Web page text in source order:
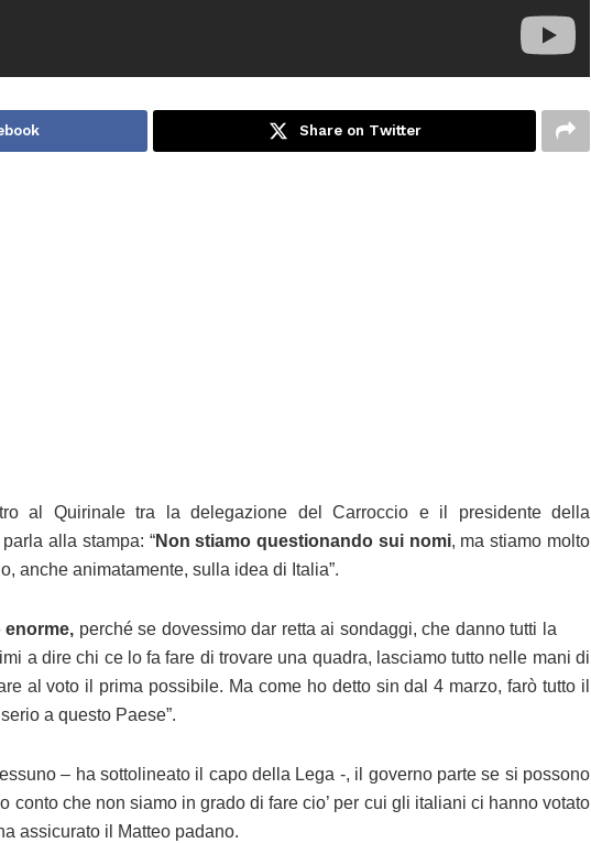
Share on Twitter
al Quirinale tra la delegazione del Carroccio e il presidente della
alla stampa: “Non stiamo questionando sui nomi, ma stiamo molto
anche animatamente, sulla idea di Italia”.
enorme, perché se dovessimo dar retta ai sondaggi, che danno tutti la
a dire chi ce lo fa fare di trovare una quadra, lasciamo tutto nelle mani di
al voto il prima possibile. Ma come ho detto sin dal 4 marzo, farò tutto il
a questo Paese”.
– ha sottolineato il capo della Lega -, il governo parte se si possono
conto che non siamo in grado di fare cio’ per cui gli italiani ci hanno votato
assicurato il Matteo padano.